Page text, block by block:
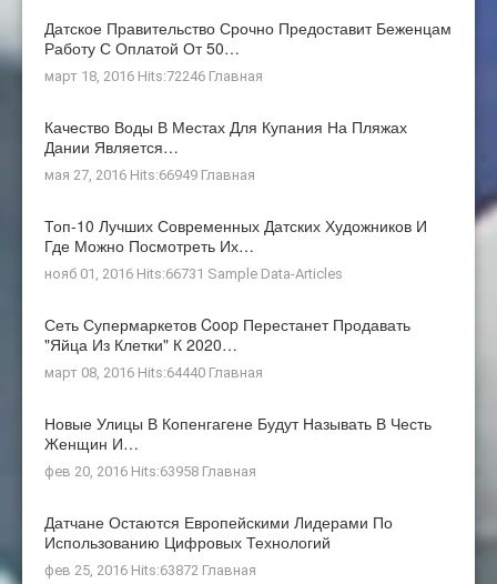
Датское Правительство Срочно Предоставит Беженцам
Работу С Оплатой От 50…
март 18, 2016 Hits:72246 Главная
Качество Воды В Местах Для Купания На Пляжах
Дании Является…
мая 27, 2016 Hits:66949 Главная
Топ-10 Лучших Современных Датских Художников И
Где Можно Посмотреть Их…
нояб 01, 2016 Hits:66731 Sample Data-Articles
Сеть Супермаркетов Coop Перестанет Продавать
"яйца Из Клетки" К 2020…
март 08, 2016 Hits:64440 Главная
Новые Улицы В Копенгагене Будут Называть В Честь
Женщин И…
фев 20, 2016 Hits:63958 Главная
Датчане Остаются Европейскими Лидерами По
Использованию Цифровых Технологий
фев 25, 2016 Hits:63872 Главная